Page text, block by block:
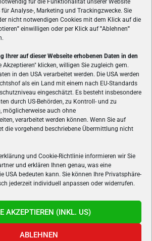
für die Funktionalität unserer Website
Analyse-, Marketing und Trackingzwecke. Sie
nicht notwendigen Cookies mit dem Klick auf die
" einwilligen oder per Klick auf"Ablehnen"
Ihrer auf dieser Webseite erhobenen Daten in den
Akzeptieren" klicken, willigen Sie zugleich gem.
in den USA verarbeitet werden. Die USA werden
als ein Land mit einem nach EU-Standards
eingeschätzt. Es besteht insbesondere
durch US-Behörden, zu Kontroll- und zu
möglicherweise auch ohne
verarbeitet werden können. Wenn Sie auf
die vorgehend beschriebene Übermittlung nicht
und Cookie-Richtlinie informieren wir Sie
und erklären Ihnen genau, was eine
USA bedeuten kann. Sie können Ihre Privatsphäre-
jederzeit individuell anpassen oder widerrufen.
AKZEPTIEREN (INKL. US)
ABLEHNEN
ÜBER UNS
GAMER! Gamers.at ist das älteste Online-
und bringt täglich aktuelle News,
zu PC- und Konsolenspielen, Gaming-
und aus der Welt des e-Sport's.
FOLGE UNS